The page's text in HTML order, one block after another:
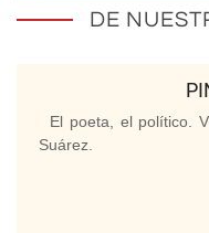
DE
El poeta, el político.
Suárez.